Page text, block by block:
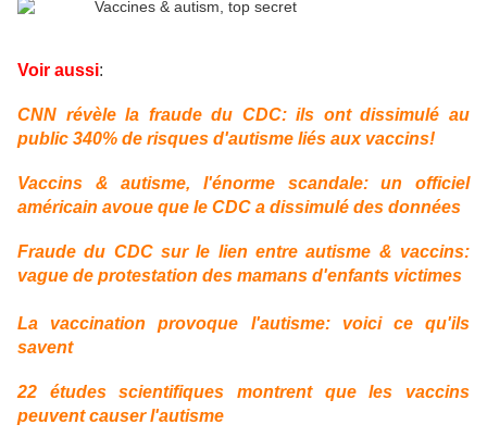
Voir aussi:
CNN révèle la fraude du CDC: ils ont dissimulé au
public 340% de risques d'autisme liés aux vaccins!
Vaccins & autisme, l'énorme scandale: un officiel
américain avoue que le CDC a dissimulé des données
Fraude du CDC sur le lien entre autisme & vaccins:
vague de protestation des mamans d'enfants victimes
La vaccination provoque l'autisme: voici ce qu'ils
savent
22 études scientifiques montrent que les vaccins
peuvent causer l'autisme